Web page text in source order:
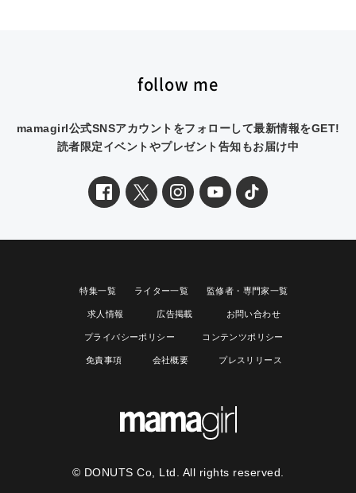
follow me
mamagirl公式SNSアカウントをフォローして最新情報をGET!
読者限定イベントやプレゼント告知もお届け中
特集一覧 ライター一覧 監修者・専門家一覧
求人情報 広告掲載 お問い合わせ
プライバシーポリシー コンテンツポリシー
免責事項 会社概要 プレスリリース
© DONUTS Co, Ltd. All rights reserved.